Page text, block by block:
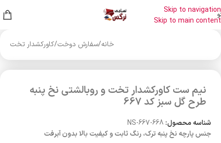
Skip to navigation
Skip to main content
خانه/سفارش دوخت/کاورکشدار تخت
نیم ست کاورکشدار تخت و روبالشتی نخ پنبه
طرح گل سبز کد 667
شناسه محصول: NS-667-668
جنس پارچه نخ پنبه ترک، رنگ ثابت و کیفیت بالا بدون آبرفت